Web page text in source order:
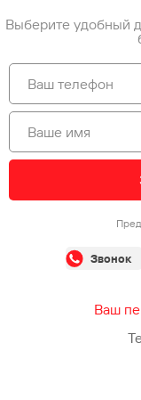
Выберите удобный
Звонок
Ваш